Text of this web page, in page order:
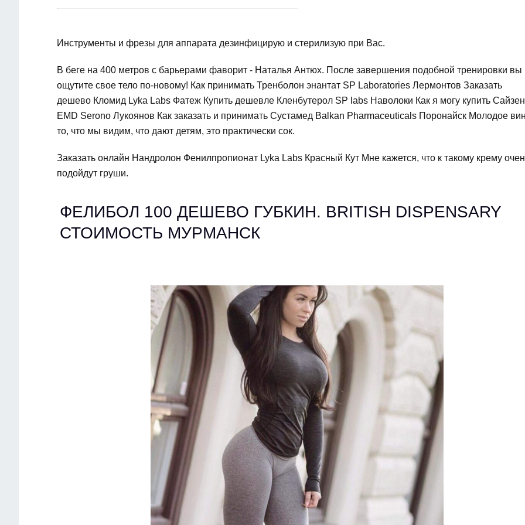
Инструменты и фрезы для аппарата дезинфицирую и стерилизую при Вас.
В беге на 400 метров с барьерами фаворит - Наталья Антюх. После завершения подобной тренировки вы
ощутите свое тело по-новому! Как принимать Тренболон энантат SP Laboratories Лермонтов Заказать
дешево Кломид Lyka Labs Фатеж Купить дешевле Кленбутерол SP labs Наволоки Как я могу купить Сайзен
EMD Serono Лукоянов Как заказать и принимать Сустамед Balkan Pharmaceuticals Поронайск Молодое
то, что мы видим, что дают детям, это практически сок.
Заказать онлайн Нандролон Фенилпропионат Lyka Labs Красный Кут Мне кажется, что к такому крему
подойдут груши.
ФЕЛИБОЛ 100 ДЕШЕВО ГУБКИН. BRITISH DISPENSARY
СТОИМОСТЬ МУРМАНСК